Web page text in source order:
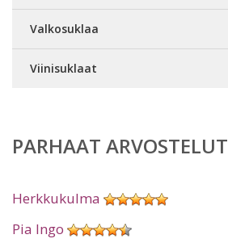
Valkosuklaa
Viinisuklaat
PARHAAT ARVOSTELUT
Herkkukulma
Pia Ingo